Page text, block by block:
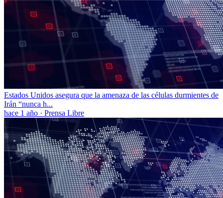
Estados Unidos asegura que la amenaza de las células durmientes de
Irán “nunca h...
hace 1 año · Prensa Libre